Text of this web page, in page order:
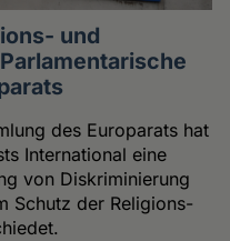
und
des Europarats hat
International eine
von Diskriminierung
Schutz der Religions-